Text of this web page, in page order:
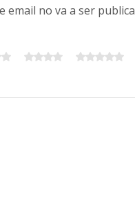
email no va a ser